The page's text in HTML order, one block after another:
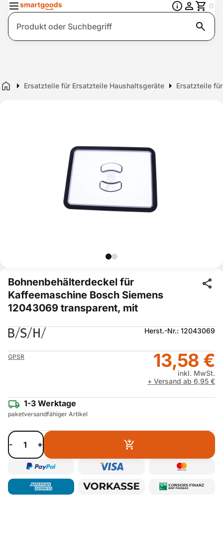
Suche
0
Home Ersatzteile für Ersatzteile Haushaltsgeräte Ersatzteile
Bohnenbehälterdeckel für
Kaffeemaschine Bosch Siemens
12043069 transparent, mit
Herst.-Nr.: 12043069
GPSR 13,58 €
inkl. MwSt.
+ Versand ab 6,95 €
1-3 Werktage
paketversandfähiger Artikel
- +